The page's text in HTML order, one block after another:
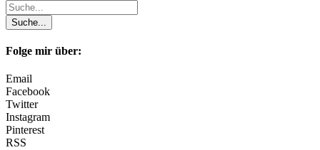
Folge mir über:
Email
Facebook
Twitter
Instagram
Pinterest
RSS